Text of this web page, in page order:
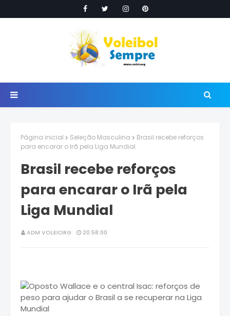
Página inicial Seleção Masculina
Brasil recebe reforços
para encarar o Irã pela Liga Mundial
Brasil recebe reforços
para encarar o Irã pela
Liga Mundial
ADM VOLEIORG 20:58:00